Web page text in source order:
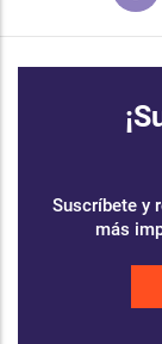
Suscríbete y
más